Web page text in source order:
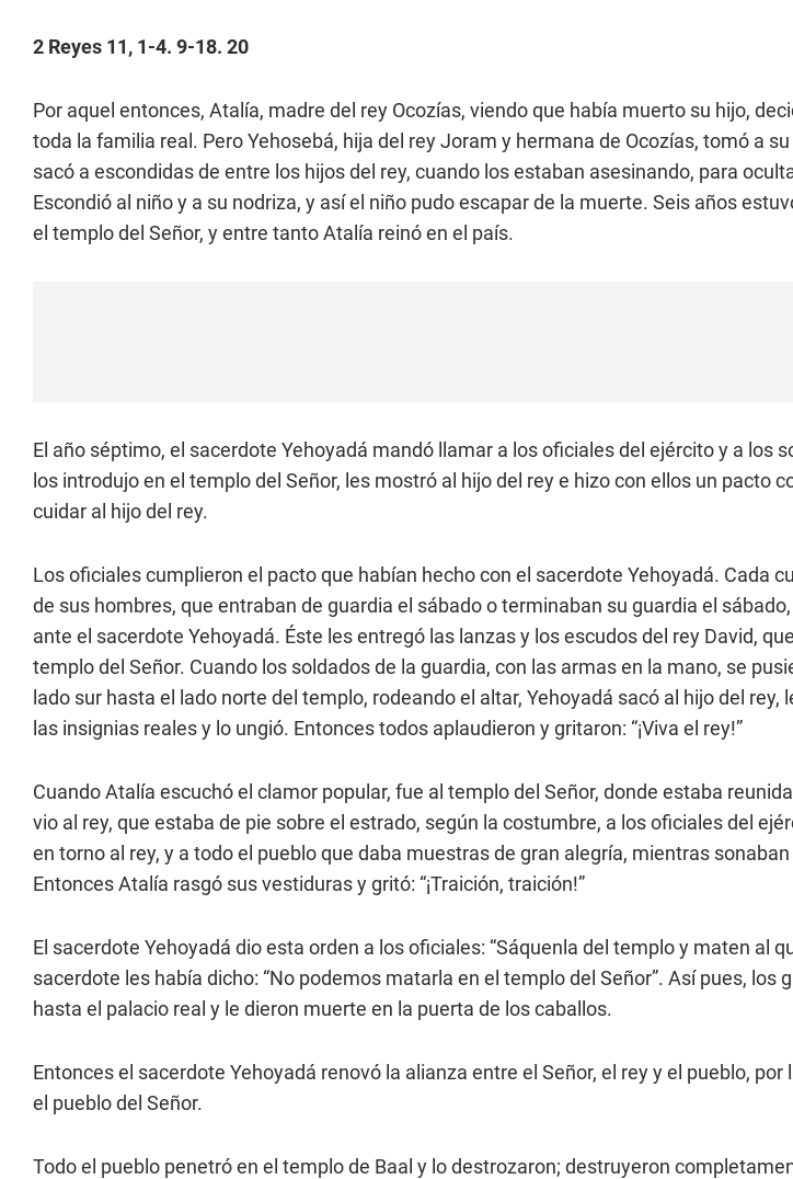
2 Reyes 11, 1-4. 9-18. 20
Por aquel entonces, Atalía, madre del rey Ocozías, viendo que había muerto su hijo,
toda la familia real. Pero Yehosebá, hija del rey Joram y hermana de Ocozías, tomó a
sacó a escondidas de entre los hijos del rey, cuando los estaban asesinando, para
Escondió al niño y a su nodriza, y así el niño pudo escapar de la muerte. Seis años
el templo del Señor, y entre tanto Atalía reinó en el país.
El año séptimo, el sacerdote Yehoyadá mandó llamar a los oficiales del ejército y a los
los introdujo en el templo del Señor, les mostró al hijo del rey e hizo con ellos un pacto
cuidar al hijo del rey.
Los oficiales cumplieron el pacto que habían hecho con el sacerdote Yehoyadá. Cada
de sus hombres, que entraban de guardia el sábado o terminaban su guardia el
ante el sacerdote Yehoyadá. Éste les entregó las lanzas y los escudos del rey David,
templo del Señor. Cuando los soldados de la guardia, con las armas en la mano, se
lado sur hasta el lado norte del templo, rodeando el altar, Yehoyadá sacó al hijo del rey,
las insignias reales y lo ungió. Entonces todos aplaudieron y gritaron: “¡Viva el rey!”
Cuando Atalía escuchó el clamor popular, fue al templo del Señor, donde estaba
vio al rey, que estaba de pie sobre el estrado, según la costumbre, a los oficiales del
en torno al rey, y a todo el pueblo que daba muestras de gran alegría, mientras
Entonces Atalía rasgó sus vestiduras y gritó: “¡Traición, traición!”
El sacerdote Yehoyadá dio esta orden a los oficiales: “Sáquenla del templo y maten al
sacerdote les había dicho: “No podemos matarla en el templo del Señor”. Así pues, los
hasta el palacio real y le dieron muerte en la puerta de los caballos.
Entonces el sacerdote Yehoyadá renovó la alianza entre el Señor, el rey y el pueblo, por
el pueblo del Señor.
Todo el pueblo penetró en el templo de Baal y lo destrozaron; destruyeron